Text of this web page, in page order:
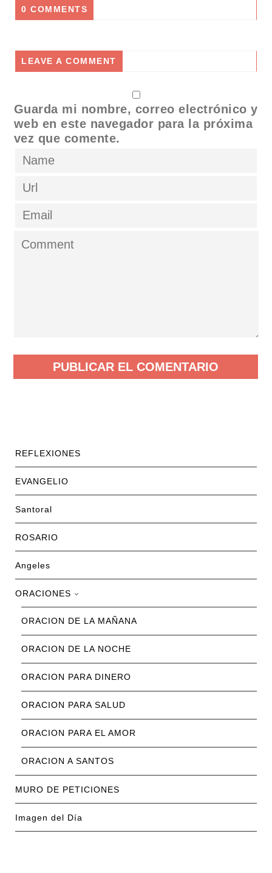
0 COMMENTS
LEAVE A COMMENT
Guarda mi nombre, correo electrónico y
web en este navegador para la próxima
vez que comente.
REFLEXIONES
EVANGELIO
Santoral
ROSARIO
Angeles
ORACIONES
ORACION DE LA MAÑANA
ORACION DE LA NOCHE
ORACION PARA DINERO
ORACION PARA SALUD
ORACION PARA EL AMOR
ORACION A SANTOS
MURO DE PETICIONES
Imagen del Día